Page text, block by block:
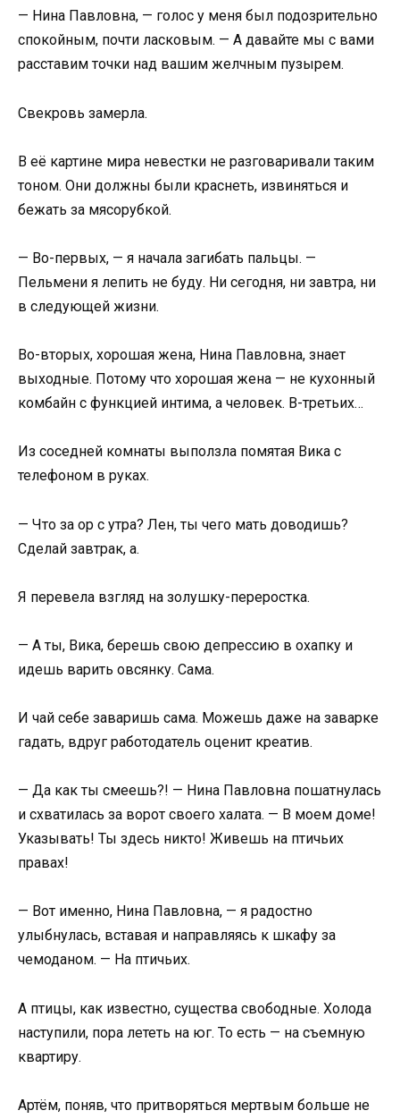
— Нина Павловна, — голос у меня был подозрительно
спокойным, почти ласковым. — А давайте мы с вами
расставим точки над вашим желчным пузырем.
Свекровь замерла.
В её картине мира невестки не разговаривали таким
тоном. Они должны были краснеть, извиняться и
бежать за мясорубкой.
— Во-первых, — я начала загибать пальцы. —
Пельмени я лепить не буду. Ни сегодня, ни завтра, ни
в следующей жизни.
Во-вторых, хорошая жена, Нина Павловна, знает
выходные. Потому что хорошая жена — не кухонный
комбайн с функцией интима, а человек. В-третьих…
Из соседней комнаты выползла помятая Вика с
телефоном в руках.
— Что за ор с утра? Лен, ты чего мать доводишь?
Сделай завтрак, а.
Я перевела взгляд на золушку-переростка.
— А ты, Вика, берешь свою депрессию в охапку и
идешь варить овсянку. Сама.
И чай себе заваришь сама. Можешь даже на заварке
гадать, вдруг работодатель оценит креатив.
— Да как ты смеешь?! — Нина Павловна пошатнулась
и схватилась за ворот своего халата. — В моем доме!
Указывать! Ты здесь никто! Живешь на птичьих
правах!
— Вот именно, Нина Павловна, — я радостно
улыбнулась, вставая и направляясь к шкафу за
чемоданом. — На птичьих.
А птицы, как известно, существа свободные. Холода
наступили, пора лететь на юг. То есть — на съемную
квартиру.
Артём, поняв, что притворяться мертвым больше не